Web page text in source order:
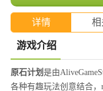
详情 相
游戏介绍
原石计划 是由
各种有趣玩法创意结合